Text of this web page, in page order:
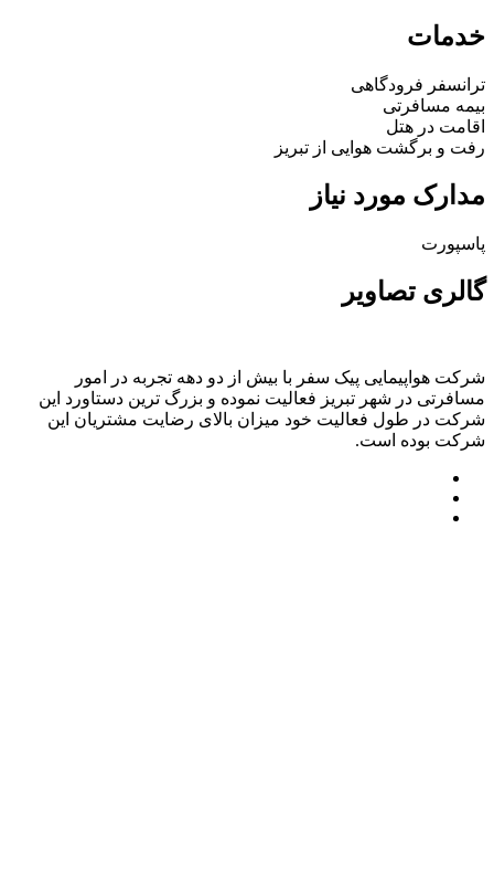
خدمات
ترانسفر فرودگاهی
بیمه مسافرتی
اقامت در هتل
رفت و برگشت هوایی از تبریز
مدارک مورد نیاز
پاسپورت
گالری تصاویر
شرکت هواپیمایی پیک سفر با بیش از دو دهه تجربه در امور
مسافرتی در شهر تبریز فعالیت نموده و بزرگ ترین دستاورد این
شرکت در طول فعالیت خود میزان بالای رضایت مشتریان این
شرکت بوده است.